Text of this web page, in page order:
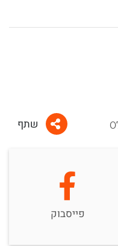
שתף
פייסבוק